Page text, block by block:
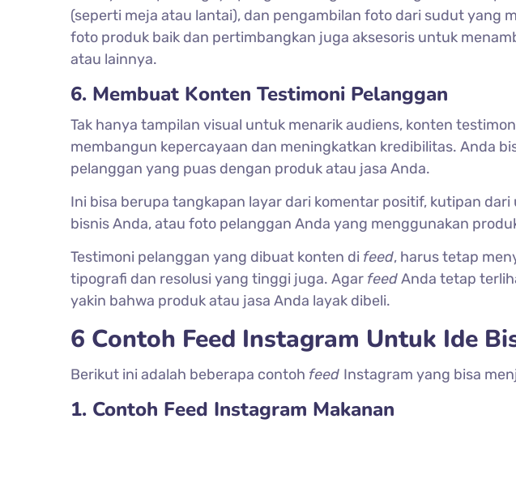
(seperti meja atau lantai), dan pengambilan foto dari sudut yang
foto produk baik dan pertimbangkan juga aksesoris untuk
atau lainnya.
6. Membuat Konten Testimoni Pelanggan
Tak hanya tampilan visual untuk menarik audiens, konten
membangun kepercayaan dan meningkatkan kredibilitas. Anda
pelanggan yang puas dengan produk atau jasa Anda.
Ini bisa berupa tangkapan layar dari komentar positif, kutipan
bisnis Anda, atau foto pelanggan Anda yang menggunakan
Testimoni pelanggan yang dibuat konten di feed, harus tetap
tipografi dan resolusi yang tinggi juga. Agar feedAnda tetap
yakin bahwa produk atau jasa Anda layak dibeli.
6 Contoh Feed Instagram Untuk Ide
Berikut ini adalah beberapa contoh feed Instagram yang bisa
1. Contoh Feed Instagram Makanan